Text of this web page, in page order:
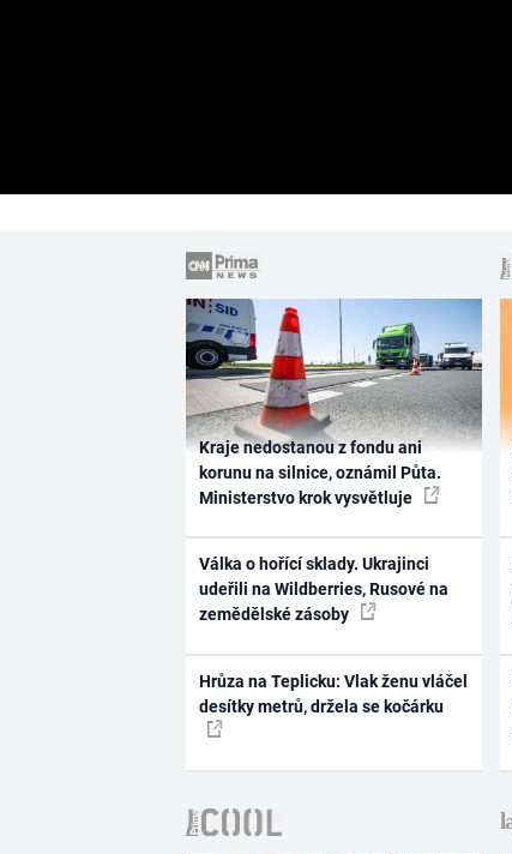
Kraje nedostanou z fondu ani
korunu na silnice, oznámil Půta.
Ministerstvo krok vysvětluje
Válka o hořící sklady. Ukrajinci
udeřili na Wildberries, Rusové na
zemědělské zásoby
Hrůza na Teplicku: Vlak ženu vláčel
desítky metrů, držela se kočárku